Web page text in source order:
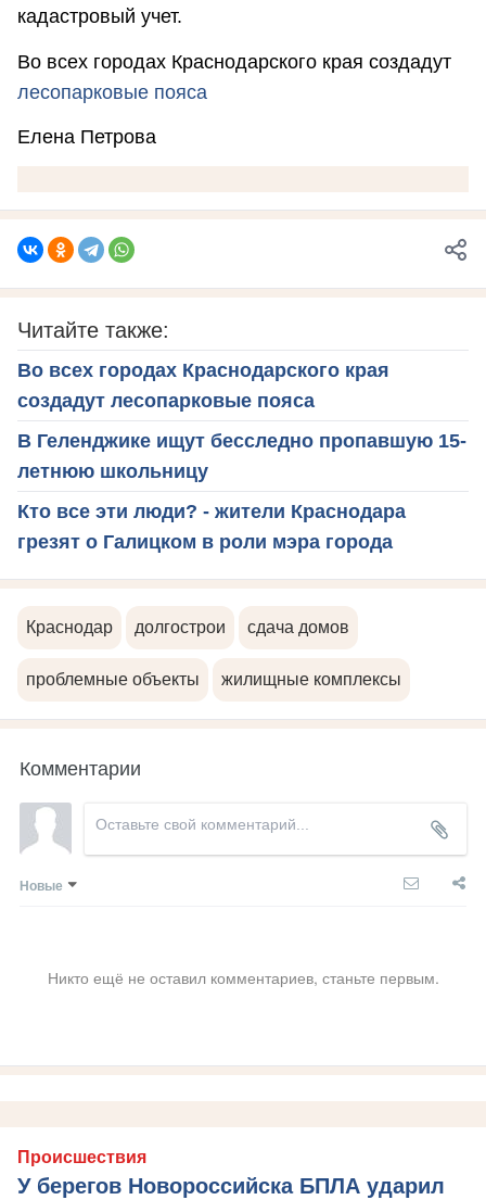
кадастровый учет.
Во всех городах Краснодарского края создадут
лесопарковые пояса
Елена Петрова
Читайте также:
Во всех городах Краснодарского края
создадут лесопарковые пояса
В Геленджике ищут бесследно пропавшую 15-
летнюю школьницу
Кто все эти люди? - жители Краснодара
грезят о Галицком в роли мэра города
Краснодар долгострои сдача домов
проблемные объекты жилищные комплексы
Комментарии
Новые
Никто ещё не оставил комментариев, станьте первым.
Происшествия
У берегов Новороссийска БПЛА ударил